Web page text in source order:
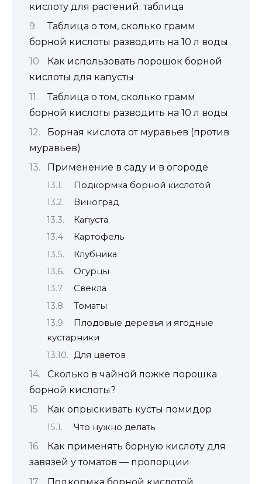
кислоту для растений: таблица
Таблица о том, сколько грамм
борной кислоты разводить на 10 л воды
Как использовать порошок борной
кислоты для капусты
Таблица о том, сколько грамм
борной кислоты разводить на 10 л воды
Борная кислота от муравьев (против
муравьев)
Применение в саду и в огороде
Подкормка борной кислотой
Виноград
Капуста
Картофель
Клубника
Огурцы
Свекла
Томаты
Плодовые деревья и ягодные
кустарники
Для цветов
Сколько в чайной ложке порошка
борной кислоты?
Как опрыскивать кусты помидор
Что нужно делать
Как применять борную кислоту для
завязей у томатов — пропорции
Подкормка борной кислотой